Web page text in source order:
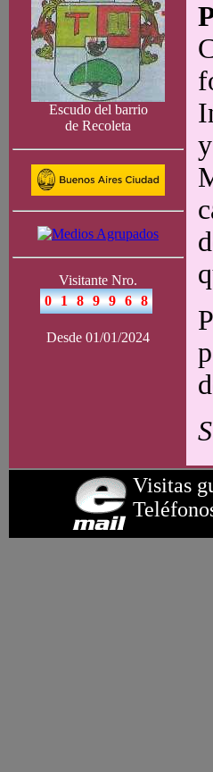
Escudo del barrio
de Recoleta
Visitante Nro.
Desde 01/01/2024
Visitas